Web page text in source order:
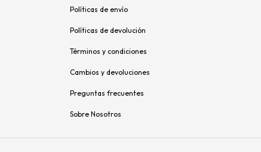
Políticas de envío
Políticas de devolución
Términos y condiciones
Cambios y devoluciones
Preguntas frecuentes
Sobre Nosotros